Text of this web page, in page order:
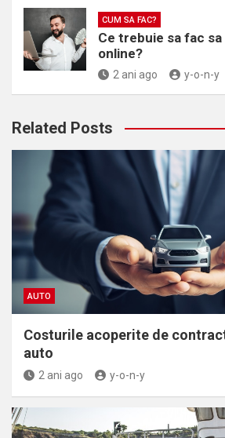
CUM SA FAC?
Ce trebuie sa fac
online?
2 ani ago y-o-n-y
Related Posts
AUTO
Costurile acoperite de
auto
2 ani ago y-o-n-y